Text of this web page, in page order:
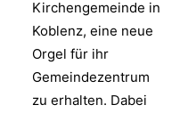
Kirchengemeinde in
Koblenz, eine neue
Orgel für ihr
Gemeindezentrum
zu erhalten. Dabei